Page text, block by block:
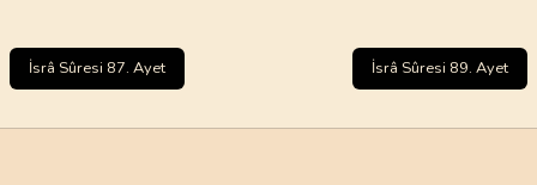
İsrâ Sûresi 87. Ayet İsrâ Sûresi 89. Ayet